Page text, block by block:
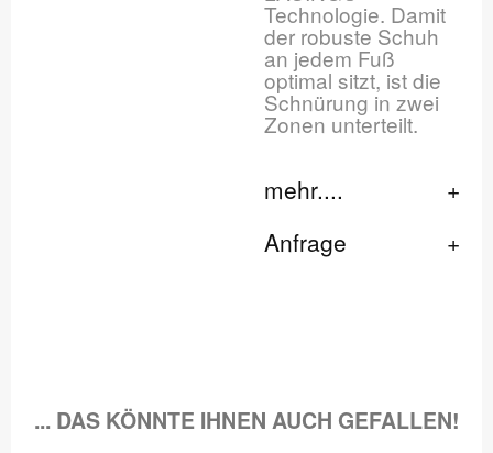
Technologie. Damit
der robuste Schuh
an jedem Fuß
optimal sitzt, ist die
Schnürung in zwei
Zonen unterteilt.
mehr....
Anfrage
... DAS KÖNNTE IHNEN AUCH GEFALLEN!